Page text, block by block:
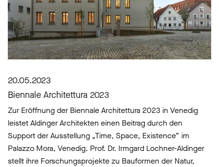
20.05.2023
Biennale Architettura 2023
Zur Eröffnung der Biennale Architettura 2023 in Venedig
leistet Aldinger Architekten einen Beitrag durch den
Support der Ausstellung „Time, Space, Existence“ im
Palazzo Mora, Venedig. Prof. Dr. Irmgard Lochner-Aldinger
stellt ihre Forschungsprojekte zu Bauformen der Natur,